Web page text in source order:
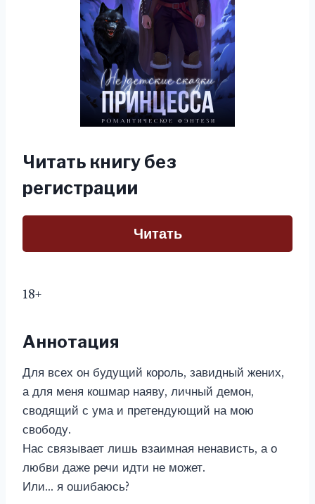
Читать книгу без
регистрации
Читать
18+
Аннотация
Для всех он будущий король, завидный жених,
а для меня кошмар наяву, личный демон,
сводящий с ума и претендующий на мою
свободу.
Нас связывает лишь взаимная ненависть, а о
любви даже речи идти не может.
Или… я ошибаюсь?